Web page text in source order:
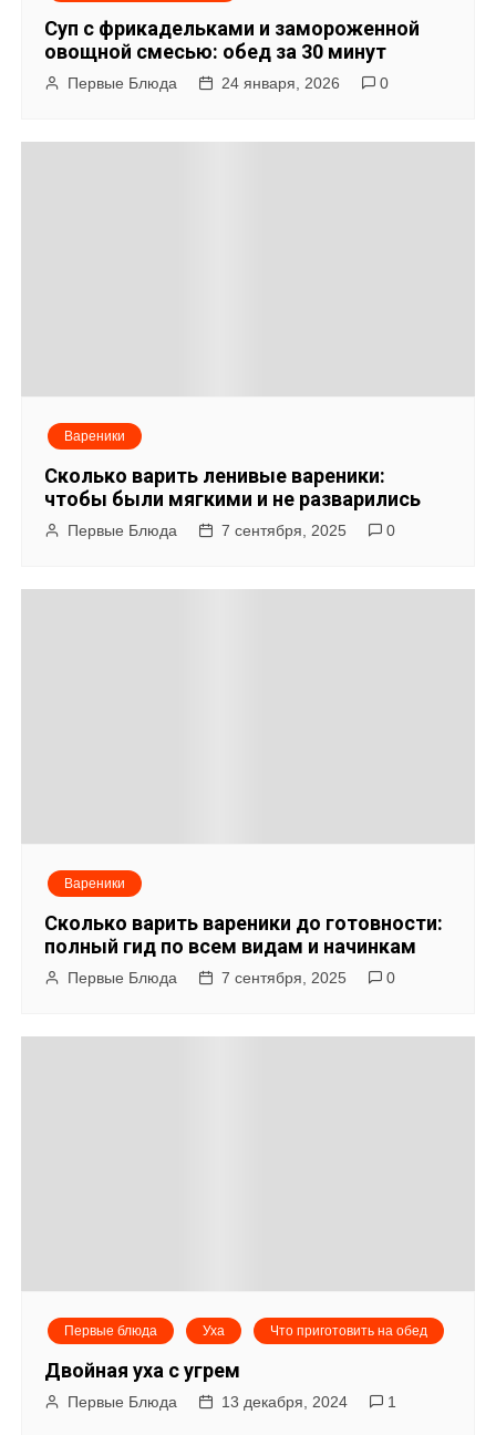
Суп с фрикадельками и замороженной
овощной смесью: обед за 30 минут
Первые Блюда 24 января, 2026 0
Вареники
Сколько варить ленивые вареники:
чтобы были мягкими и не разварились
Первые Блюда 7 сентября, 2025 0
Вареники
Сколько варить вареники до готовности:
полный гид по всем видам и начинкам
Первые Блюда 7 сентября, 2025 0
Первые блюда Уха Что приготовить на обед
Двойная уха с угрем
Первые Блюда 13 декабря, 2024 1